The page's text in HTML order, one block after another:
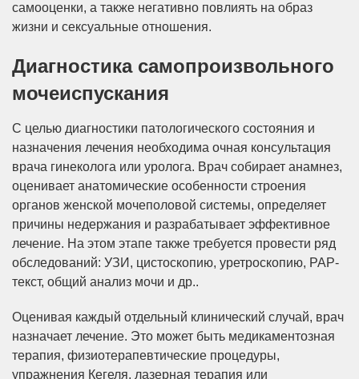
самооценки, а также негативно повлиять на образ
жизни и сексуальные отношения.
Диагностика самопроизвольного
мочеиспускания
С целью диагностики патологического состояния и
назначения лечения необходима очная консультация
врача гинеколога или уролога. Врач собирает анамнез,
оценивает анатомические особенности строения
органов женской мочеполовой системы, определяет
причины недержания и разрабатывает эффективное
лечение. На этом этапе также требуется провести ряд
обследований: УЗИ, цистоскопию, уретроскопию, РАР-
текст, общий анализ мочи и др..
Оценивая каждый отдельный клинический случай, врач
назначает лечение. Это может быть медикаментозная
терапия, физиотерапевтические процедуры,
упражнения Кегеля, лазерная терапия или